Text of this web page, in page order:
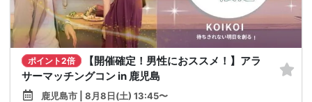
ポイント2倍
【開催確定！男性におススメ！】アラ
サーマッチングコン in 鹿児島
鹿児島市 | 8月8日(土) 13:45〜